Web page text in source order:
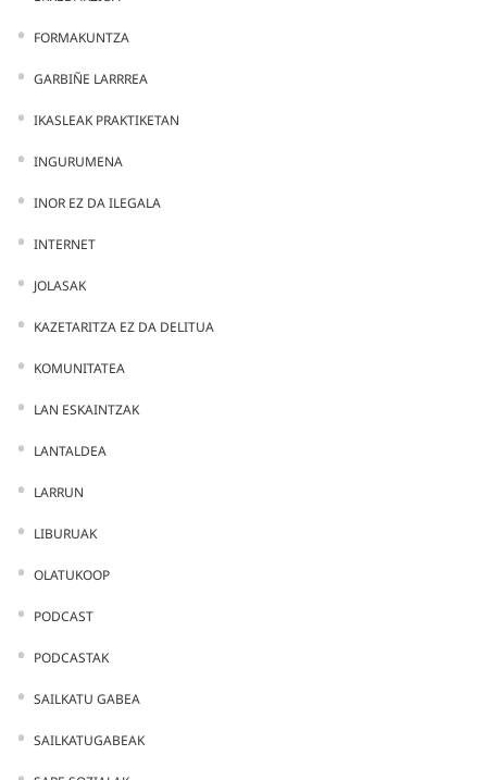
FORMAKUNTZA
GARBIÑE LARRREA
IKASLEAK PRAKTIKETAN
INGURUMENA
INOR EZ DA ILEGALA
INTERNET
JOLASAK
KAZETARITZA EZ DA DELITUA
KOMUNITATEA
LAN ESKAINTZAK
LANTALDEA
LARRUN
LIBURUAK
OLATUKOOP
PODCAST
PODCASTAK
SAILKATU GABEA
SAILKATUGABEAK